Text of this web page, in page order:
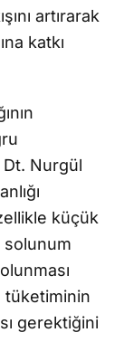
artırarak
katkı
Nurgül
küçük
solunum
tüketiminin
gerektiğini